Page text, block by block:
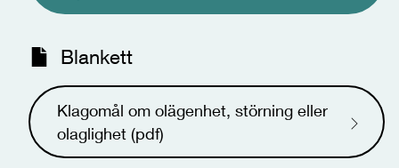
Blankett
Klagomål om olägenhet, störning eller
olaglighet (pdf)